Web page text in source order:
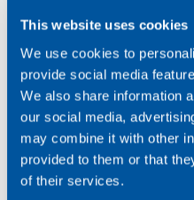
This website uses cookies
We use cookies to
provide social media
We also share information
our social media,
may combine it with other
provided to them or that
of their services.
gaan met veranderende
regelgevende eisen.
SIMPro
is Wireless
connectiviteit.Het geeft
inzicht in locatie,
volledige SIM-beheer